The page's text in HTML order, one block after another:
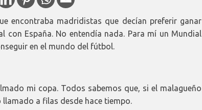
encontraba madridistas que decían preferir ganar
con España. No entendía nada. Para mí un Mundial
en el mundo del fútbol.
mi copa. Todos sabemos que, si el malagueño
llamado a filas desde hace tiempo.